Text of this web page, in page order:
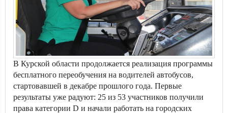
В Курской области продолжается реализация программы
бесплатного переобучения на водителей автобусов,
стартовавшей в декабре прошлого года. Первые
результаты уже радуют: 25 из 53 участников получили
права категории D и начали работать на городских